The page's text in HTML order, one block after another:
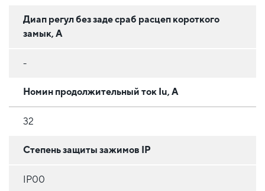
Диап регул без заде сраб расцеп короткого
замык, А
-
Номин продолжительный ток Iu, А
32
Степень защиты зажимов IP
IP00